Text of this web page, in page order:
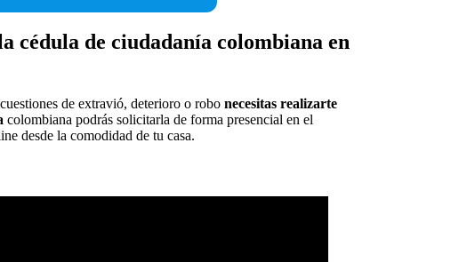
cédula de ciudadanía colombiana en
de extravió, deterioro o robo necesitas realizarte
colombiana podrás solicitarla de forma presencial en el
desde la comodidad de tu casa.